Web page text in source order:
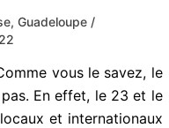
,Guadeloupe /
vous le savez, le
En effet, le 23 et le
et internationaux